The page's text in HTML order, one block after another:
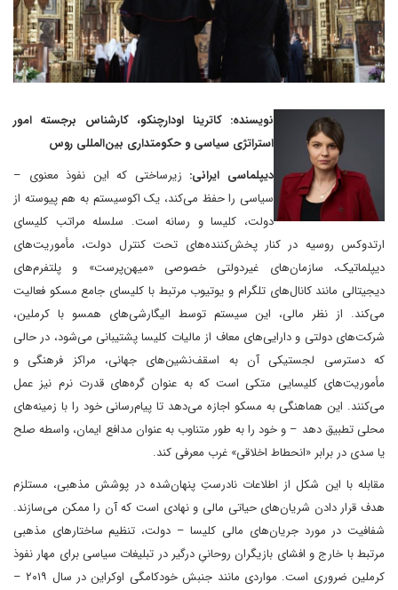
نویسنده: کاترینا اودارچنکو، کارشناس برجسته امور
استراتژی سیاسی و حکومتداری بین‌المللی روس
دیپلماسی ایرانی: زیرساختی که این نفوذ معنوی –
سیاسی را حفظ می‌کند، یک اکوسیستم به هم پیوسته از
دولت، کلیسا و رسانه است. سلسله مراتب کلیسای
ارتدوکس روسیه در کنار پخش‌کننده‌های تحت کنترل دولت، مأموریت‌های
دیپلماتیک، سازمان‌های غیردولتی خصوصی «میهن‌پرست» و پلتفرم‌های
دیجیتالی مانند کانال‌های تلگرام و یوتیوب مرتبط با کلیسای جامع مسکو فعالیت
می‌کند. از نظر مالی، این سیستم توسط الیگارشی‌های همسو با کرملین،
شرکت‌های دولتی و دارایی‌های معاف از مالیات کلیسا پشتیبانی می‌شود، در حالی
که دسترسی لجستیکی آن به اسقف‌نشین‌های جهانی، مراکز فرهنگی و
مأموریت‌های کلیسایی متکی است که به عنوان گره‌های قدرت نرم نیز عمل
می‌کنند. این هماهنگی به مسکو اجازه می‌دهد تا پیام‌رسانی خود را با زمینه‌های
محلی تطبیق دهد – و خود را به طور متناوب به عنوان مدافع ایمان، واسطه صلح
یا سدی در برابر «انحطاط اخلاقی» غرب معرفی کند.
مقابله با این شکل از اطلاعات نادرستِ پنهان‌شده در پوشش مذهبی، مستلزم
هدف قرار دادن شریان‌های حیاتی مالی و نهادی است که آن را ممکن می‌سازند.
شفافیت در مورد جریان‌های مالی کلیسا – دولت، تنظیم ساختارهای مذهبی
مرتبط با خارج و افشای بازیگران روحانیِ درگیر در تبلیغات سیاسی برای مهار نفوذ
کرملین ضروری است. مواردی مانند جنبش خودکامگی اوکراین در سال ۲۰۱۹ –